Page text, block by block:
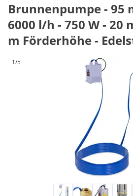
Brunnenpumpe - 95
6000 l/h - 750 W - 20
m Förderhöhe -
1/5